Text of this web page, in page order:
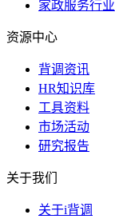
家政服务行业
资源中心
背调资讯
HR知识库
工具资料
市场活动
研究报告
关于我们
关于i背调